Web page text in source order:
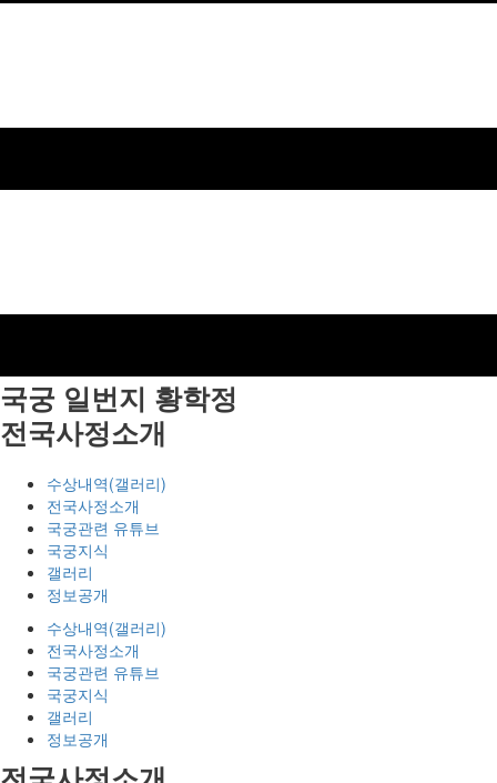
국궁 일번지 황학정
전국사정소개
수상내역(갤러리)
전국사정소개
국궁관련 유튜브
국궁지식
갤러리
정보공개
수상내역(갤러리)
전국사정소개
국궁관련 유튜브
국궁지식
갤러리
정보공개